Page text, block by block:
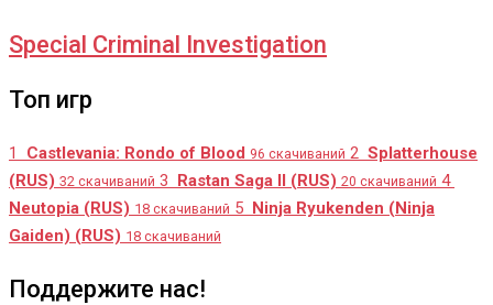
Special Criminal Investigation
Топ игр
1 Castlevania: Rondo of Blood 96 скачиваний 2 Splatterhouse
(RUS) 32 скачиваний 3 Rastan Saga II (RUS) 20 скачиваний 4
Neutopia (RUS) 18 скачиваний 5 Ninja Ryukenden (Ninja
Gaiden) (RUS) 18 скачиваний
Поддержите нас!